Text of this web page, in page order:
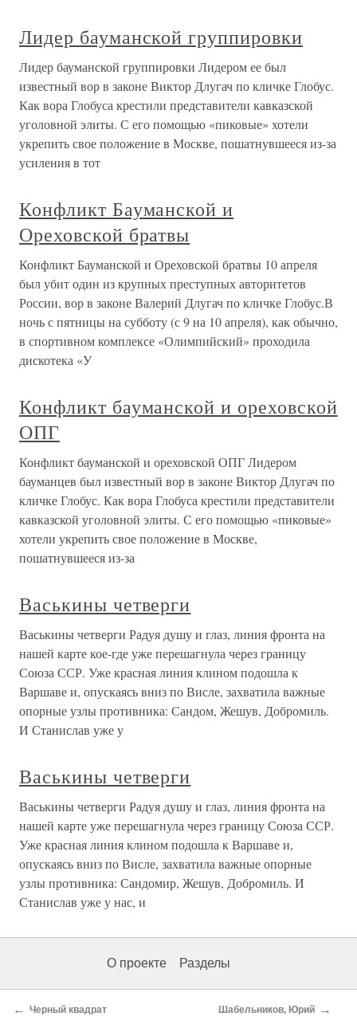
Лидер бауманской группировки
Лидер бауманской группировки Лидером ее был
известный вор в законе Виктор Длугач по кличке Глобус.
Как вора Глобуса крестили представители кавказской
уголовной элиты. С его помощью «пиковые» хотели
укрепить свое положение в Москве, пошатнувшееся из-за
усиления в тот
Конфликт Бауманской и
Ореховской братвы
Конфликт Бауманской и Ореховской братвы 10 апреля
был убит один из крупных преступных авторитетов
России, вор в законе Валерий Длугач по кличке Глобус.В
ночь с пятницы на субботу (с 9 на 10 апреля), как обычно,
в спортивном комплексе «Олимпийский» проходила
дискотека «У
Конфликт бауманской и ореховской
ОПГ
Конфликт бауманской и ореховской ОПГ Лидером
бауманцев был известный вор в законе Виктор Длугач по
кличке Глобус. Как вора Глобуса крестили представители
кавказской уголовной элиты. С его помощью «пиковые»
хотели укрепить свое положение в Москве,
пошатнувшееся из-за
Васькины четверги
Васькины четверги Радуя душу и глаз, линия фронта на
нашей карте кое-где уже перешагнула через границу
Союза ССР. Уже красная линия клином подошла к
Варшаве и, опускаясь вниз по Висле, захватила важные
опорные узлы противника: Сандом, Жешув, Добромиль.
И Станислав уже у
Васькины четверги
Васькины четверги Радуя душу и глаз, линия фронта на
нашей карте уже перешагнула через границу Союза ССР.
Уже красная линия клином подошла к Варшаве и,
опускаясь вниз по Висле, захватила важные опорные
узлы противника: Сандомир, Жешув, Добромиль. И
Станислав уже у нас, и
О проекте Разделы
← Черный квадрат Шабельников, Юрий →